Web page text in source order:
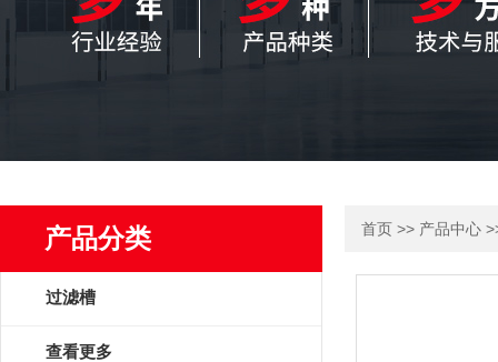
产品分类
过滤槽
查看更多
首页 >> 产品中心